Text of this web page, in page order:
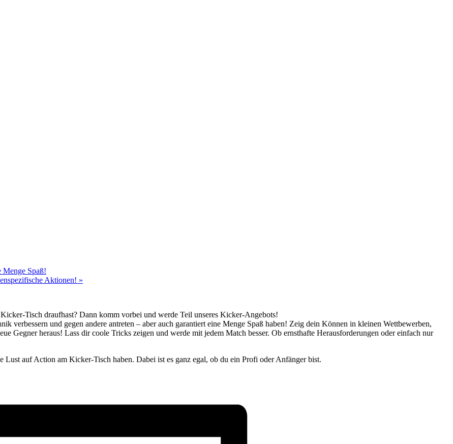
Menge Spaß!
Aktionen! »
Tisch draufhast? Dann komm vorbei und werde Teil unseres Kicker-Angebots!
verbessern und gegen andere antreten – aber auch garantiert eine Menge Spaß haben! Zeig dein Können in kleinen Wettbewerben,
Gegner heraus! Lass dir coole Tricks zeigen und werde mit jedem Match besser. Ob ernsthafte Herausforderungen oder einfach nur
auf Action am Kicker-Tisch haben. Dabei ist es ganz egal, ob du ein Profi oder Anfänger bist.